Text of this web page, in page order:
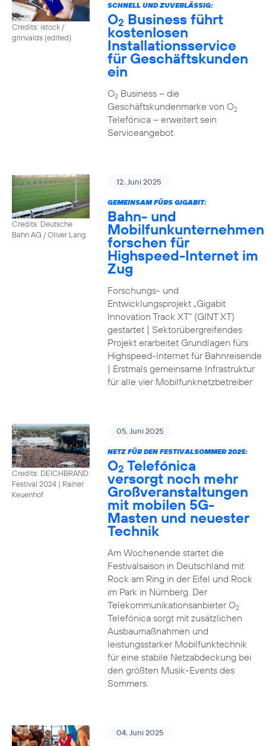
Credits: istock /
grinvalds (edited)
SCHNELL UND ZUVERLÄSSIG:
O2 Business führt
kostenlosen
Installationsservice
für Geschäftskunden
ein
O2Business – die
Geschäftskundenmarke von O2
Telefónica – erweitert sein
Serviceangebot.
Credits: Deutsche
Bahn AG / Oliver Lang
12. Juni 2025
GEMEINSAM FÜRS GIGABIT:
Bahn- und
Mobilfunkunternehmen
forschen für
Highspeed-Internet im
Zug
Forschungs- und
Entwicklungsprojekt „Gigabit
Innovation Track XT“ (GINT XT)
gestartet | Sektorübergreifendes
Projekt erarbeitet Grundlagen fürs
Highspeed-Internet für Bahnreisende
| Erstmals gemeinsame Infrastruktur
für alle vier Mobilfunknetzbetreiber
Credits: DEICHBRAND
Festival 2024 | Rainer
Keuenhof
05. Juni 2025
NETZ FÜR DEN FESTIVALSOMMER 2025:
O2 Telefónica
versorgt noch mehr
Großveranstaltungen
mit mobilen 5G-
Masten und neuester
Technik
Am Wochenende startet die
Festivalsaison in Deutschland mit
Rock am Ring in der Eifel und Rock
im Park in Nürnberg. Der
Telekommunikationsanbieter O2
Telefónica sorgt mit zusätzlichen
Ausbaumaßnahmen und
leistungsstarker Mobilfunktechnik
für eine stabile Netzabdeckung bei
den größten Musik-Events des
Sommers.
04. Juni 2025